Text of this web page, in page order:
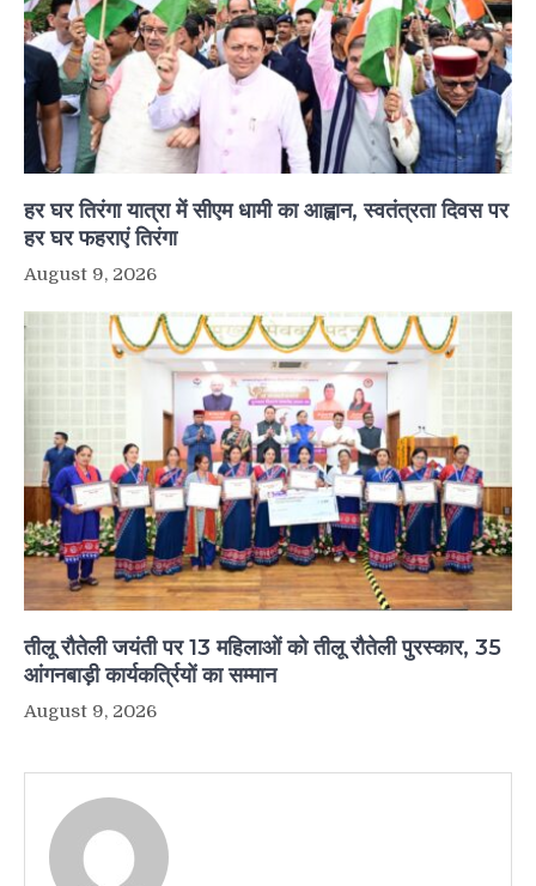
हर घर तिरंगा यात्रा में सीएम धामी का आह्वान, स्वतंत्रता दिवस पर
हर घर फहराएं तिरंगा
August 9, 2026
तीलू रौतेली जयंती पर 13 महिलाओं को तीलू रौतेली पुरस्कार, 35
आंगनबाड़ी कार्यकर्त्रियों का सम्मान
August 9, 2026